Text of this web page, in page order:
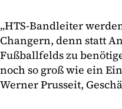
„HTS-Bandleiter
Changern, denn statt
Fußballfelds zu
noch so groß wie ein
Werner Prusseit,